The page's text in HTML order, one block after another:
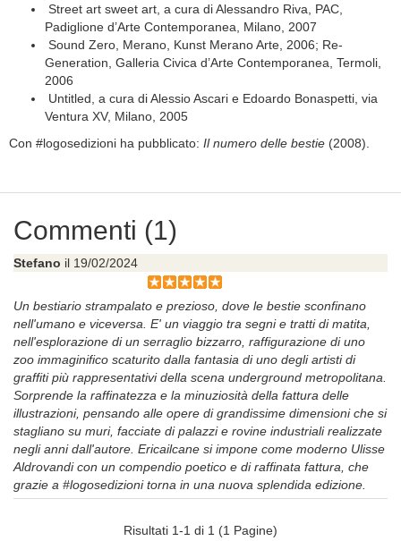
Street art sweet art, a cura di Alessandro Riva, PAC,
Padiglione d’Arte Contemporanea, Milano, 2007
Sound Zero, Merano, Kunst Merano Arte, 2006; Re-
Generation, Galleria Civica d’Arte Contemporanea, Termoli,
2006
Untitled, a cura di Alessio Ascari e Edoardo Bonaspetti, via
Ventura XV, Milano, 2005
Con #logosedizioni ha pubblicato: Il numero delle bestie (2008).
Commenti (1)
Stefano il 19/02/2024
Un bestiario strampalato e prezioso, dove le bestie sconfinano
nell'umano e viceversa. E' un viaggio tra segni e tratti di matita,
nell'esplorazione di un serraglio bizzarro, raffigurazione di uno
zoo immaginifico scaturito dalla fantasia di uno degli artisti di
graffiti più rappresentativi della scena underground metropolitana.
Sorprende la raffinatezza e la minuziosità della fattura delle
illustrazioni, pensando alle opere di grandissime dimensioni che si
stagliano su muri, facciate di palazzi e rovine industriali realizzate
negli anni dall'autore. Ericailcane si impone come moderno Ulisse
Aldrovandi con un compendio poetico e di raffinata fattura, che
grazie a #logosedizioni torna in una nuova splendida edizione.
Risultati 1-1 di 1 (1 Pagine)